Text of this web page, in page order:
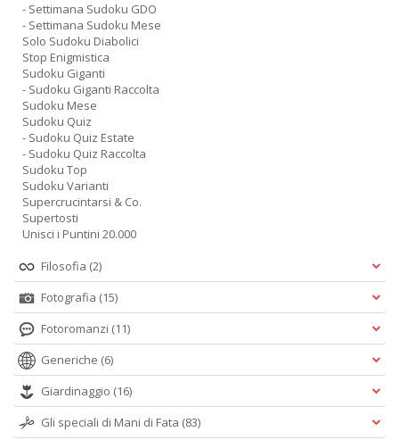
- Settimana Sudoku GDO
- Settimana Sudoku Mese
Solo Sudoku Diabolici
Stop Enigmistica
Sudoku Giganti
- Sudoku Giganti Raccolta
Sudoku Mese
Sudoku Quiz
- Sudoku Quiz Estate
- Sudoku Quiz Raccolta
Sudoku Top
Sudoku Varianti
Supercrucintarsi & Co.
Supertosti
Unisci i Puntini 20.000
Filosofia (2)
Fotografia (15)
Fotoromanzi (11)
Generiche (6)
Giardinaggio (16)
Gli speciali di Mani di Fata (83)